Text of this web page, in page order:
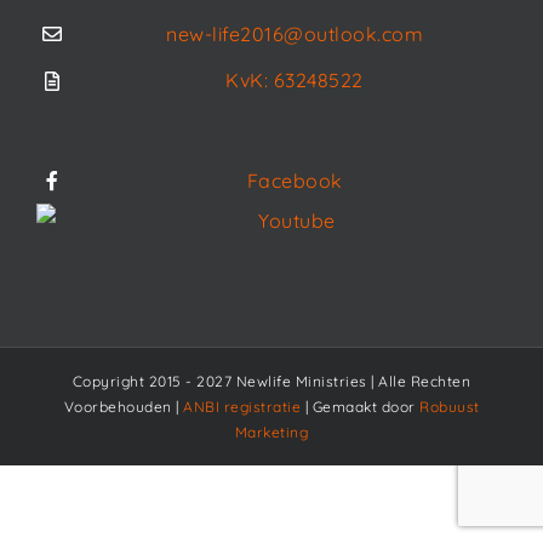
new-life2016@outlook.com
KvK: 63248522
Facebook
Youtube
Copyright 2015 - 2027 Newlife Ministries | Alle Rechten
Voorbehouden | ANBI registratie | Gemaakt door Robuust
Marketing